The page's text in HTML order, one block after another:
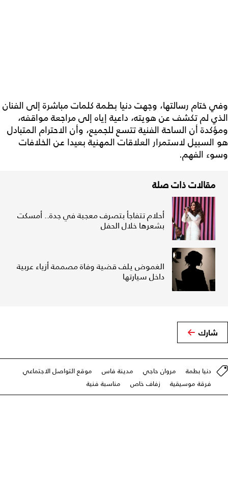
ختام رسالتها، وجهت دنيا بطمة كلمات مباشرة إلى الفنان
لم تكشف عن هويته، داعية إياه إلى مراجعة مواقفه،
أن الساحة الفنية تتسع للجميع، وأن الاحترام المتبادل
السبيل لاستمرار العلاقات المهنية بعيدا عن الخلافات
الفهم.
مقالات ذات صلة
أحلام تتفاجأ بتصرف معجبة في جدة.. أمسكت
بشعرها خلال الحفل
الغموض يلف قضية وفاة مصممة أزياء عربية
داخل سيارتها
شارك
دنيا بطمة مروان حاجي مدينة فاس
موقع التواصل الاجتماعي
فرقة موسيقية
زفاف خاص مناسبة فنية